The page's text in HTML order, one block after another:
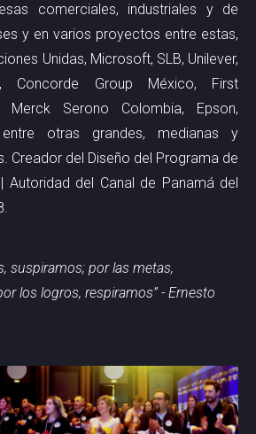
comerciales, industriales y de
y en varios proyectos entre estas,
Unidas, Microsoft, SLB, Unilever,
Concorde Group México, First
Merck Serono Colombia, Epson,
entre otras grandes, medianas y
Creador del Diseño del Programa de
Autoridad del Canal de Panamá del
suspiramos; por las metas,
los logros, respiramos” - Ernesto